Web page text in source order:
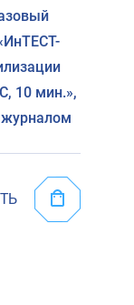
10 мин.»,
журналом